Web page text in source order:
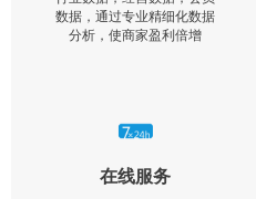
数据，通过专业精细化数据
分析，使商家盈利倍增
在线服务